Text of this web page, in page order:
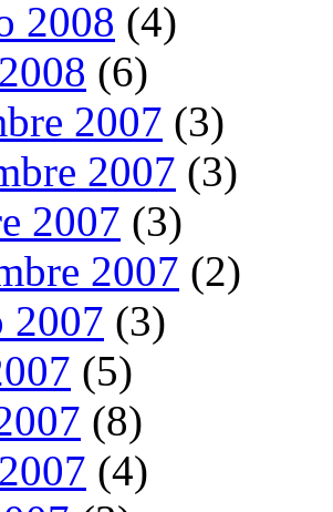
2008 (4)
(6)
2007 (3)
2007 (3)
2007 (3)
2007 (2)
2007 (3)
(5)
(8)
(4)